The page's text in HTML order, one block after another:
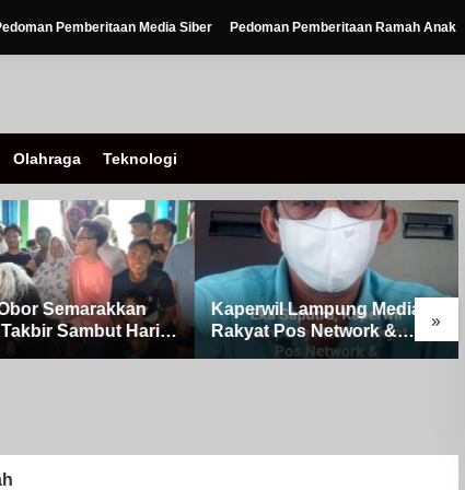
Pemberitaan Media Siber Pedoman Pemberitaan Ramah Anak
Olahraga Teknologi
»
Semarakkan
Sambut Hari
1447 H – 2026
Kaperwil Lampung Media
Rakyat Pos Network &
Risalahpos